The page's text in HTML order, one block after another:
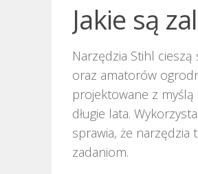
Jakie są
Narzędzia Stihl
oraz amatorów
projektowane z myślą
długie lata.
sprawia, że narzędzia
zadaniom.